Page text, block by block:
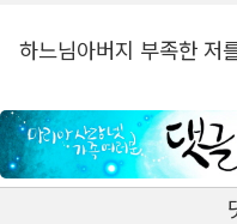
하느님아버지 부족한 저